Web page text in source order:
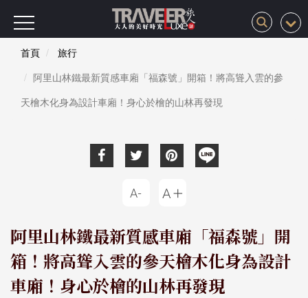
首頁
旅行
阿里山林鐵最新質感車廂「福森號」開箱！將高聳入雲的參
天檜木化身為設計車廂！身心於檜的山林再發現
阿里山林鐵最新質感車廂「福森號」開
箱！將高聳入雲的參天檜木化身為設計
車廂！身心於檜的山林再發現